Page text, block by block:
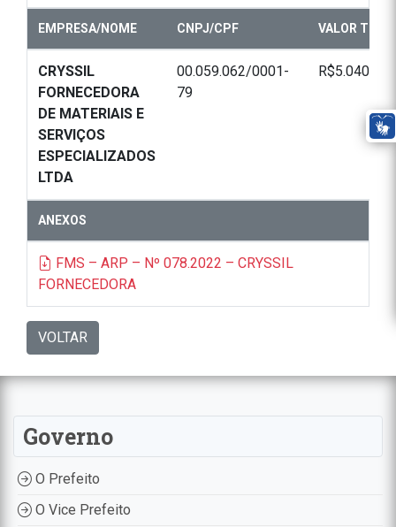
EMPRESA/NOME CNPJ/CPF VALOR
CRYSSIL
FORNECEDORA
DE MATERIAIS E
SERVIÇOS
ESPECIALIZADOS
LTDA
00.059.062/0001-
79
R$5.040,00
ANEXOS
FMS – ARP – Nº 078.2022 – CRYSSIL
FORNECEDORA
VOLTAR
Governo
O Prefeito
O Vice Prefeito